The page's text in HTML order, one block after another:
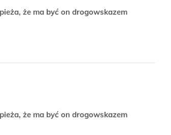
że ma być on drogowskazem
że ma być on drogowskazem